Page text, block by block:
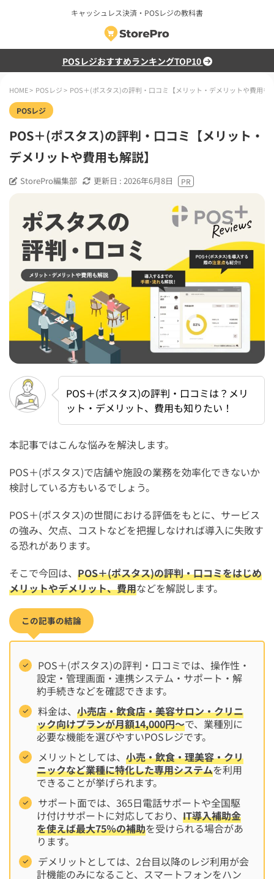
キャッシュレス決済・POSレジの教科書
POSレジおすすめランキングTOP10
HOME> POSレジ> POS＋(ポスタス)の評判・口コミ【メリット・デメリットや費用も
POSレジ
POS＋(ポスタス)の評判・口コミ【メリット・
デメリットや費用も解説】
StorePro編集部 更新日 : 2026年6月8日
POS＋(ポスタス)の評判・口コミは？メリ
ット・デメリット、費用も知りたい！
本記事ではこんな悩みを解決します。
POS＋(ポスタス)で店舗や施設の業務を効率化できないか
検討している方もいるでしょう。
POS＋(ポスタス)の世間における評価をもとに、サービス
の強み、欠点、コストなどを把握しなければ導入に失敗す
る恐れがあります。
そこで今回は、 POS＋(ポスタス)の評判・口コミをはじめ
メリットやデメリット、費用などを解説します。
この記事の結論
POS＋(ポスタス)の評判・口コミでは、操作性・
設定・管理画面・連携システム・サポート・解
約手続きなどを確認できます。
料金は、小売店・飲食店・美容サロン・クリニ
ック向けプランが月額14,000円〜で、業種別に
必要な機能を選びやすいPOSレジです。
メリットとしては、小売・飲食・理美容・クリ
ニックなど業種に特化した専用システムを利用
できることが挙げられます。
サポート面では、365日電話サポートや全国駆
け付けサポートに対応しており、 IT導入補助金
を使えば最大75％の補助を受けられる場合があ
ります。
デメリットとしては、2台目以降のレジ利用が会
計機能のみになること、スマートフォンをハン